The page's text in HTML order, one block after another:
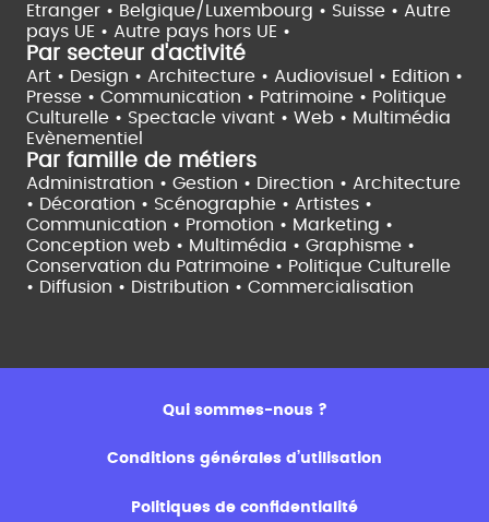
Etranger • Belgique/Luxembourg • Suisse • Autre
pays UE • Autre pays hors UE •
Par secteur d'activité
Art • Design • Architecture • Audiovisuel • Edition •
Presse • Communication • Patrimoine • Politique
Culturelle • Spectacle vivant • Web • Multimédia
Evènementiel
Par famille de métiers
Administration • Gestion • Direction • Architecture
• Décoration • Scénographie • Artistes •
Communication • Promotion • Marketing •
Conception web • Multimédia • Graphisme •
Conservation du Patrimoine • Politique Culturelle
• Diffusion • Distribution • Commercialisation
Qui sommes-nous ?
Conditions générales d’utilisation
Politiques de confidentialité